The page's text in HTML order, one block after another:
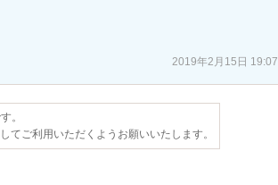
2019年2月15日 19:07
。
てご利用いただくようお願いいたします。